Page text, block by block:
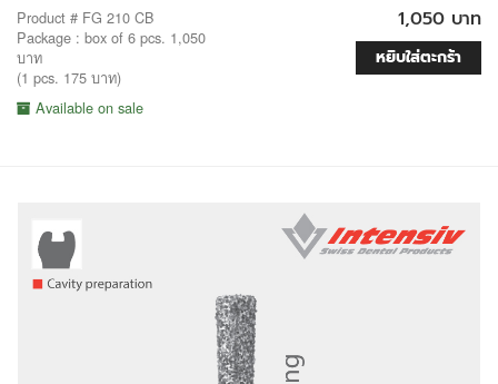
Product # FG 210 CB
Package : box of 6 pcs. 1,050
บาท
(1 pcs. 175 บาท)
Available on sale
1,050 บาท
หยิบใส่ตะกร้า